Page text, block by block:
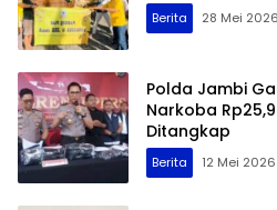
Berita 28 Mei
Polda Jambi
Narkoba
Ditangkap
Berita 12 Mei